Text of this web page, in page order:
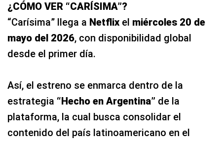
¿CÓMO VER “CARÍSIMA”?
“Carísima” llega a Netflix el miércoles 20 de
mayo del 2026, con disponibilidad global
desde el primer día.
Así, el estreno se enmarca dentro de la
estrategia “Hecho en Argentina” de la
plataforma, la cual busca consolidar el
contenido del país latinoamericano en el